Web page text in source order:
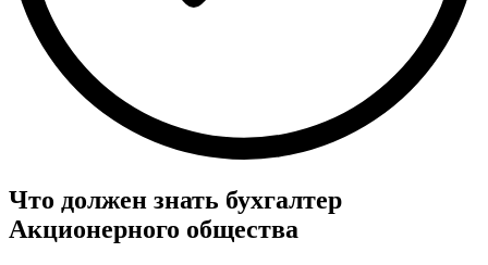
Что должен знать бухгалтер
Акционерного общества